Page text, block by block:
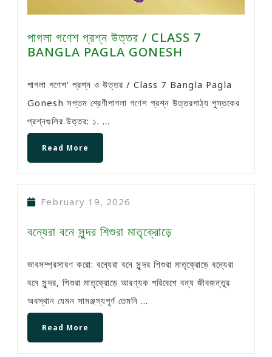
পাগলা গণেশ প্রশ্ন উত্তর / CLASS 7
BANGLA PAGLA GONESH
পাগলা গণেশ’ প্রশ্ন ও উত্তর / Class 7 Bangla Pagla
Gonesh সপ্তম শ্রেণীপাগলা গণেশ প্রশ্ন উত্তরপাঠ্য পুস্তকের
প্রশ্নগুলির উত্তর: ১. ...
Read More
February 19, 2026
বন্যেরা বনে সুন্দর শিশুরা মাতৃক্রোড়ে
ভাবসম্প্রসারণ করো: বন্যেরা বনে সুন্দর শিশুরা মাতৃক্রোড়ে বন্যেরা
বনে সুন্দর, শিশুরা মাতৃক্রোড়ে আরণ্যক পরিবেশে বন্য জীবজন্তুর
অবস্থান যেমন সামঞ্জস্যপূর্ণ তেমনি ...
Read More